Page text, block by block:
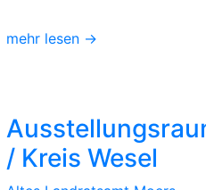
mehr lesen →
/ Kreis Wesel